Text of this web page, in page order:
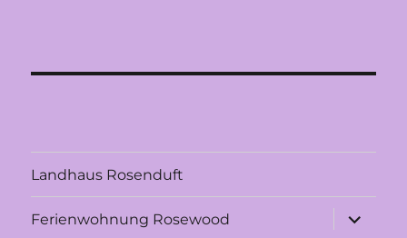
Landhaus Rosenduft
Ferienwohnung Rosewood
anzeigen